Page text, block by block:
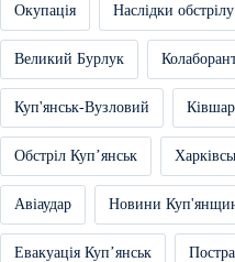
Окупація Наслідки обстрілу
Великий Бурлук
Куп'янськ-Вузловий
Обстріл Купʼянськ
Авіаудар Новини
Евакуація Купʼянськ